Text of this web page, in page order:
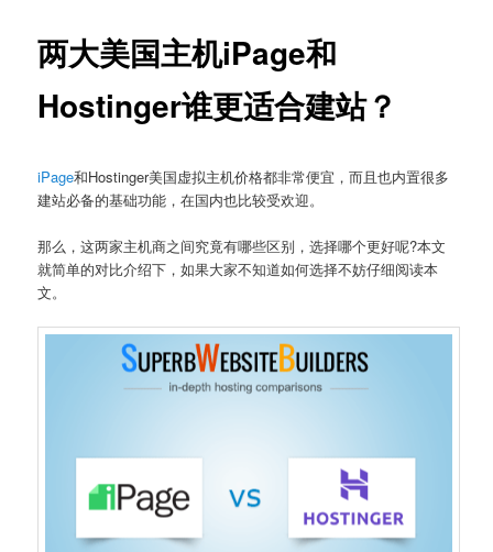
两大美国主机iPage和
Hostinger谁更适合建站？
iPage和Hostinger美国虚拟主机价格都非常便宜，而且也内置很多
建站必备的基础功能，在国内也比较受欢迎。
那么，这两家主机商之间究竟有哪些区别，选择哪个更好呢?本文
就简单的对比介绍下，如果大家不知道如何选择不妨仔细阅读本
文。